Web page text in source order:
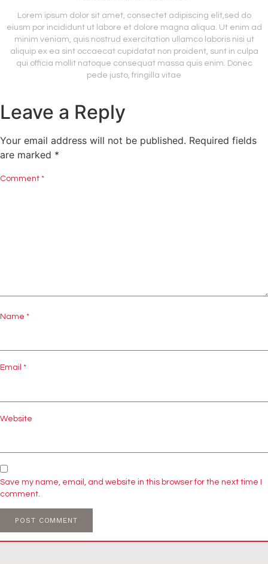
Lorem ipsum dolor sit amet, consectet adipiscing elit,sed do
eiusm por incididunt ut labore et dolore magna aliqua. Ut enim ad
minim veniam, quis nostrud exercitation ullamco laboris nisi ut
aliquip ex ea sint occaecat cupidatat non proident, sunt in culpa
qui officia mollit natoque consequat massa quis enim. Donec
pede justo, fringilla vitae
Leave a Reply
Your email address will not be published. Required fields
are marked *
Comment *
Name *
Email *
Website
Save my name, email, and website in this browser for the next time I
comment.